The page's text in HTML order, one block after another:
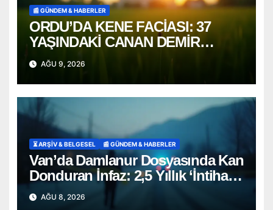
📰 GÜNDEM & HABERLER
ORDU’DA KENE FACİASI: 37
YAŞINDAKİ CANAN DEMİR
HAYATINI KAYBETTİ
AĞU 9, 2026
⏳ ARŞİV & BELGESEL 📰 GÜNDEM & HABERLER
Van’da Damlanur Dosyasında Kan
Donduran İnfaz: 2,5 Yıllık ‘İntihar’
Senaryosu Çöktü!
AĞU 8, 2026